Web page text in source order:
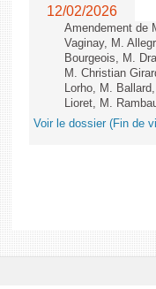
12/02/2026
Amendement de
Vaginay, M.
Bourgeois, M.
M. Christian
Lorho, M.
Lioret, M.
Voir le dossier (Fin de